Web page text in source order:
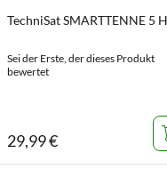
TechniSat SMARTTENNE 5
Sei der Erste, der dieses Produkt
bewertet
29,99€